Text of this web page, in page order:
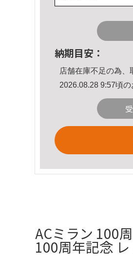
納期目安：
店舗在庫不足の為、
2026.08.28 9:57頃の
ACミラン 100
100周年記念